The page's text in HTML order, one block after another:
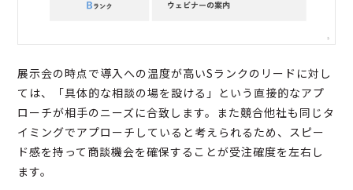
展示会の時点で導入への温度が高いSランクのリードに対し
ては、「具体的な相談の場を設ける」という直接的なアプ
ローチが相手のニーズに合致します。また競合他社も同じタ
イミングでアプローチしていると考えられるため、スピー
ド感を持って商談機会を確保することが受注確度を左右し
ます。